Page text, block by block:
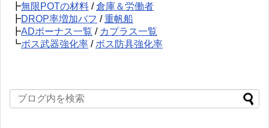
┣無限POTの材料 /倉庫＆労働者
┣DROP率増加バフ /重帆船
┣ADボーナス一覧 / カプラス一覧
┗ボス武器強化率 / ボス防具強化率